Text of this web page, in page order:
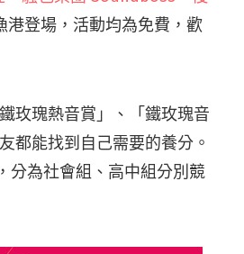
港登場，活動均為免費，歡
玫瑰熱音賞」、「鐵玫瑰音
都能找到自己需要的養分。
分為社會組、高中組分別競